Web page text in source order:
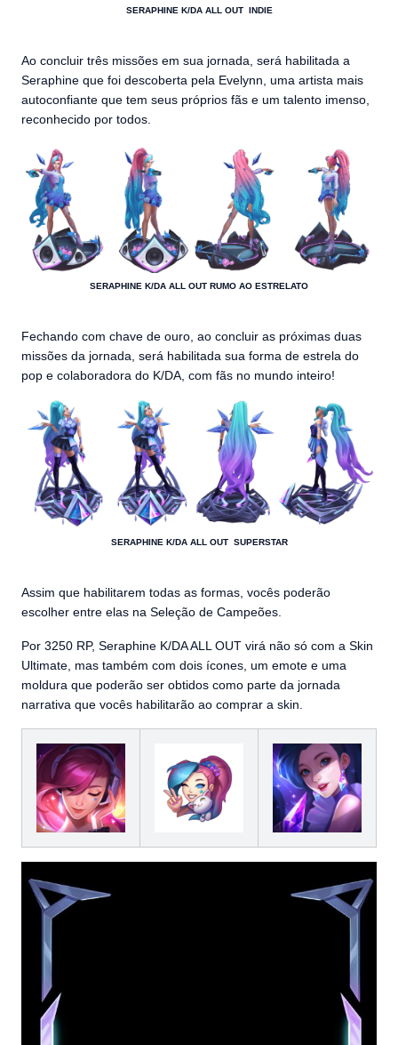
SERAPHINE K/DA ALL OUT INDIE
Ao concluir três missões em sua jornada, será habilitada a
Seraphine que foi descoberta pela Evelynn, uma artista mais
autoconfiante que tem seus próprios fãs e um talento imenso,
reconhecido por todos.
SERAPHINE K/DA ALL OUT RUMO AO ESTRELATO
Fechando com chave de ouro, ao concluir as próximas duas
missões da jornada, será habilitada sua forma de estrela do
pop e colaboradora do K/DA, com fãs no mundo inteiro!
SERAPHINE K/DA ALL OUT SUPERSTAR
Assim que habilitarem todas as formas, vocês poderão
escolher entre elas na Seleção de Campeões.
Por 3250 RP, Seraphine K/DA ALL OUT virá não só com a Skin
Ultimate, mas também com dois ícones, um emote e uma
moldura que poderão ser obtidos como parte da jornada
narrativa que vocês habilitarão ao comprar a skin.